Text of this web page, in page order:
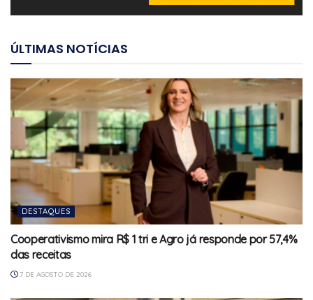
ÚLTIMAS NOTÍCIAS
DESTAQUES
Cooperativismo mira R$ 1 tri e Agro já responde por 57,4%
das receitas
7 DE AGOSTO DE 2026